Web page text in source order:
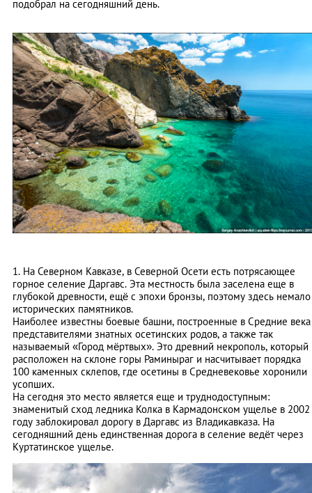
подобрал на сегодняшний день.
1. На Северном Кавказе, в Северной Осети есть потрясающее
горное селение Даргавс. Эта местность была заселена еще в
глубокой древности, ещё с эпохи бронзы, поэтому здесь немало
исторических памятников.
Наиболее известны боевые башни, построенные в Средние века
представителями знатных осетинских родов, а также так
называемый «Город мёртвых». Это древний некрополь, который
расположен на склоне горы Раминыраг и насчитывает порядка
100 каменных склепов, где осетины в Средневековье хоронили
усопших.
На сегодня это место является еще и труднодоступным:
знаменитый сход ледника Колка в Кармадонском ущелье в 2002
году заблокировал дорогу в Даргавс из Владикавказа. На
сегодняшний день единственная дорога в селение ведёт через
Куртатинское ущелье.